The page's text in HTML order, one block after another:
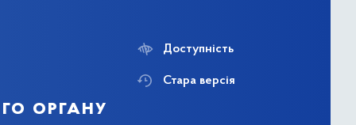
органу
Доступність
Стара версія